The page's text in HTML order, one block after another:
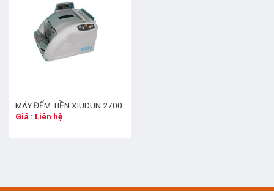
MÁY ĐẾM TIỀN XIUDUN 2700
Giá : Liên hệ